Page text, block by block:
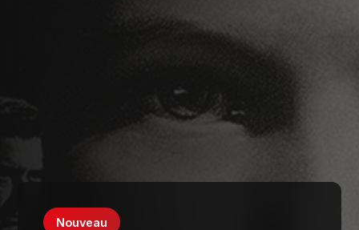
Nouveau